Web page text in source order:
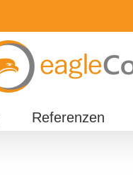
Referenzen